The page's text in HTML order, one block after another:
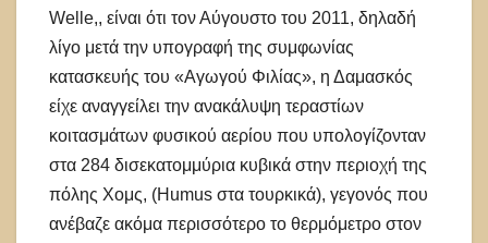
Welle,, είναι ότι τον Αύγουστο του 2011, δηλαδή
λίγο μετά την υπογραφή της συμφωνίας
κατασκευής του «Αγωγού Φιλίας», η Δαμασκός
είχε αναγγείλει την ανακάλυψη τεραστίων
κοιτασμάτων φυσικού αερίου που υπολογίζονταν
στα 284 δισεκατομμύρια κυβικά στην περιοχή της
πόλης Χομς, (Humus στα τουρκικά), γεγονός που
ανέβαζε ακόμα περισσότερο το θερμόμετρο στον